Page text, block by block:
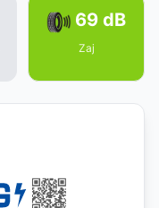
69 dB
Zaj